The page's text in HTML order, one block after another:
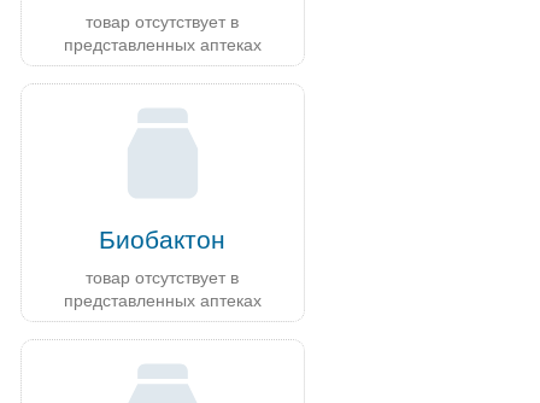
товар отсутствует в
представленных аптеках
Биобактон
товар отсутствует в
представленных аптеках